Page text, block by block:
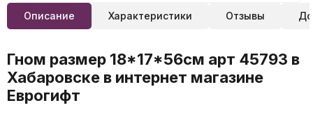
Описание Характеристики Отзывы
Гном размер 18*17*56см арт 45793 в
Хабаровске в интернет магазине
Еврогифт